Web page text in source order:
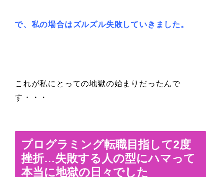
で、私の場合はズルズル失敗していきました。
これが私にとっての地獄の始まりだったんで
す・・・
プログラミング転職目指して2度
挫折…失敗する人の型にハマって
本当に地獄の日々でした